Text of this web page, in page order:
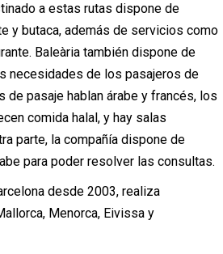
a estas rutas dispone de
y butaca, además de servicios como
Baleària también dispone de
necesidades de los pasajeros de
de pasaje hablan árabe y francés, los
comida halal, y hay salas
parte, la compañía dispone de
para poder resolver las consultas.
desde 2003, realiza
Menorca, Eivissa y